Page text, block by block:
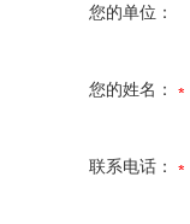
您的单位：
您的姓名：
联系电话：